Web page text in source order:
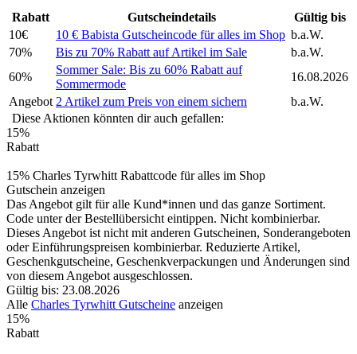
Rabatt Gutscheindetails
Gültig bis
10€
10 € Babista Gutscheincode für alles im Shop b.a.W.
70%
Bis zu 70% Rabatt auf Artikel im Sale
b.a.W.
60%
Sommer Sale: Bis zu 60% Rabatt auf
Sommermode
16.08.2026
Angebot 2 Artikel zum Preis von einem sichern
b.a.W.
Diese Aktionen könnten dir auch gefallen:
15%
Rabatt
15% Charles Tyrwhitt Rabattcode für alles im Shop
Gutschein anzeigen
Das Angebot gilt für alle Kund*innen und das ganze Sortiment.
Code unter der Bestellübersicht eintippen. Nicht kombinierbar.
Dieses Angebot ist nicht mit anderen Gutscheinen, Sonderangeboten
oder Einführungspreisen kombinierbar. Reduzierte Artikel,
Geschenkgutscheine, Geschenkverpackungen und Änderungen sind
von diesem Angebot ausgeschlossen.
Gültig bis: 23.08.2026
Alle Charles Tyrwhitt Gutscheine anzeigen
15%
Rabatt